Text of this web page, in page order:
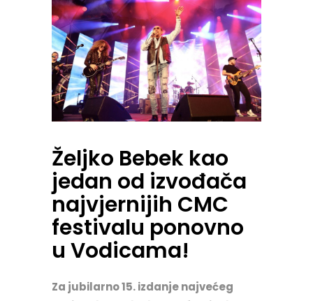
Željko Bebek kao
jedan od izvođača
najvjernijih CMC
festivalu ponovno
u Vodicama!
Za jubilarno 15. izdanje najvećeg